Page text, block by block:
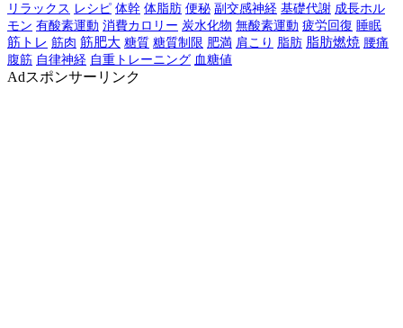
リラックス レシピ 体幹 体脂肪 便秘 副交感神経 基礎代謝 成長ホル
モン 有酸素運動 消費カロリー 炭水化物 無酸素運動 疲労回復 睡眠
筋トレ 筋肉 筋肥大 糖質 糖質制限 肥満 肩こり 脂肪 脂肪燃焼 腰痛
腹筋 自律神経 自重トレーニング 血糖値
Adスポンサーリンク